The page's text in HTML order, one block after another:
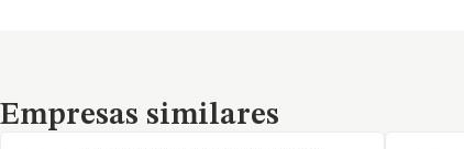
Empresas similares
Empresas similares